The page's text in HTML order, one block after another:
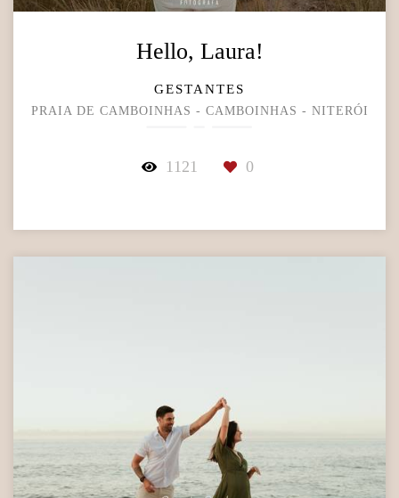
Hello, Laura!
GESTANTES
PRAIA DE CAMBOINHAS - CAMBOINHAS - NITERÓI
1121 0